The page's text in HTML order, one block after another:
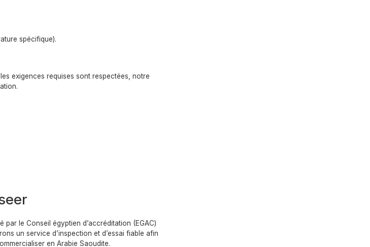
spécifique).
exigences requises sont respectées, notre
le Conseil égyptien d’accréditation (EGAC)
un service d’inspection et d’essai fiable afin
en Arabie Saoudite.